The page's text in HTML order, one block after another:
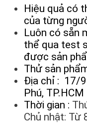
Hiệu quả có
của từng
Luôn có sẵn
thể qua test
được sản
Thử sản
Địa chỉ : 17/9
Phú, TP.HCM
Thời gian :
Chủ nhật: Từ